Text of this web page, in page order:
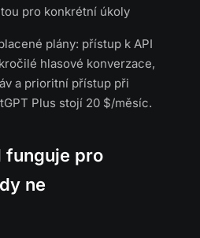
pro konkrétní úkoly
plány: přístup k API
hlasové konverzace,
a prioritní přístup při
Plus stojí 20 $/měsíc.
funguje pro
ne